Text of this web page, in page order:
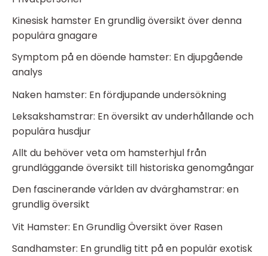
Kinesisk hamster En grundlig översikt över denna
populära gnagare
Symptom på en döende hamster: En djupgående
analys
Naken hamster: En fördjupande undersökning
Leksakshamstrar: En översikt av underhållande och
populära husdjur
Allt du behöver veta om hamsterhjul från
grundläggande översikt till historiska genomgångar
Den fascinerande världen av dvärghamstrar: en
grundlig översikt
Vit Hamster: En Grundlig Översikt över Rasen
Sandhamster: En grundlig titt på en populär exotisk